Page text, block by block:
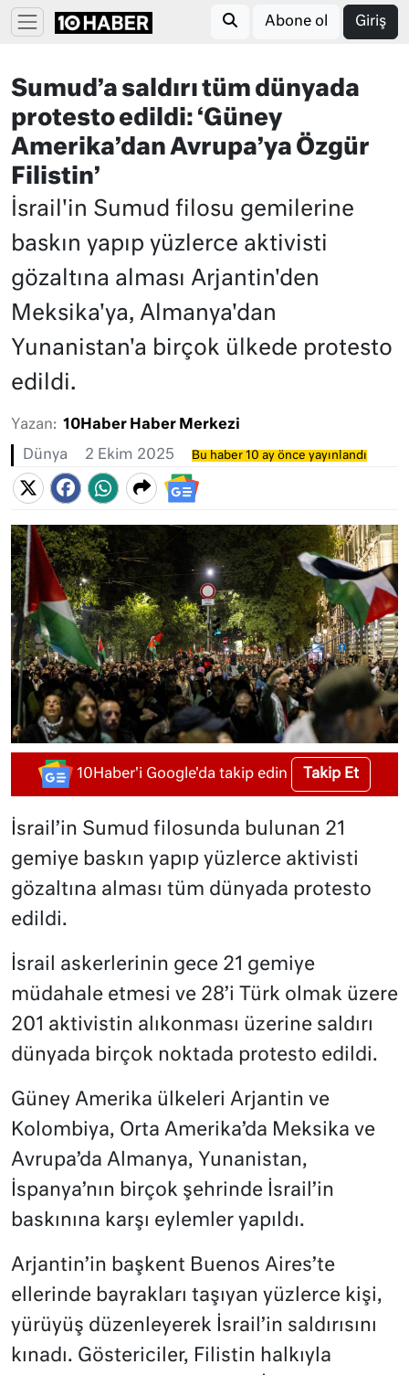
Abone ol Giriş
Sumud’a saldırı tüm dünyada
protesto edildi: ‘Güney
Amerika’dan Avrupa’ya Özgür
Filistin’
İsrail'in Sumud filosu gemilerine
baskın yapıp yüzlerce aktivisti
gözaltına alması Arjantin'den
Meksika'ya, Almanya'dan
Yunanistan'a birçok ülkede protesto
edildi.
Yazan: 10Haber Haber Merkezi
Dünya 2 Ekim 2025 Bu haber 10 ay önce yayınlandı
10Haber'i Google'da takip edin Takip Et
İsrail’in Sumud filosunda bulunan 21
gemiye baskın yapıp yüzlerce aktivisti
gözaltına alması tüm dünyada protesto
edildi.
İsrail askerlerinin gece 21 gemiye
müdahale etmesi ve 28’i Türk olmak üzere
201 aktivistin alıkonması üzerine saldırı
dünyada birçok noktada protesto edildi.
Güney Amerika ülkeleri Arjantin ve
Kolombiya, Orta Amerika’da Meksika ve
Avrupa’da Almanya, Yunanistan,
İspanya’nın birçok şehrinde İsrail’in
baskınına karşı eylemler yapıldı.
Arjantin’in başkent Buenos Aires’te
ellerinde bayrakları taşıyan yüzlerce kişi,
yürüyüş düzenleyerek İsrail’in saldırısını
kınadı. Göstericiler, Filistin halkıyla